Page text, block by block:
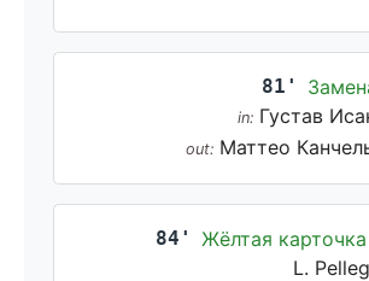
81'
in: Густав
out: Маттео
84'
Жёлтая карточка
L.